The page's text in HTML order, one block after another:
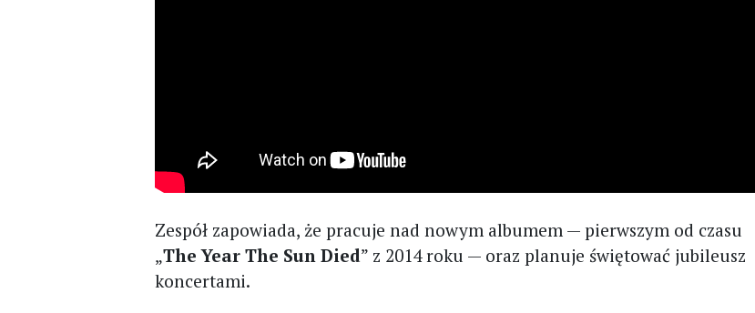
Zespół zapowiada, że pracuje nad nowym albumem — pierwszym od czasu
„The Year The Sun Died” z 2014 roku — oraz planuje świętować jubileusz
koncertami.